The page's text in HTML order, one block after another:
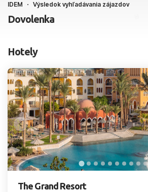
Bratislava, Košice, Piešťany, Poprad
IDEM Výsledok vyhľadávania zájazdov
Dovolenka
Hotely
The Grand Resort